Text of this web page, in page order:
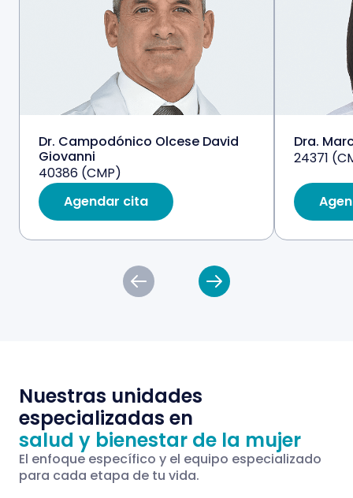
Dr. Campodónico Olcese David
Giovanni
40386 (CMP)
Agendar cita
Dra.
24371
Nuestras unidades
especializadas en
salud y bienestar de la mujer
El enfoque específico y el equipo especializado
para cada etapa de tu vida.